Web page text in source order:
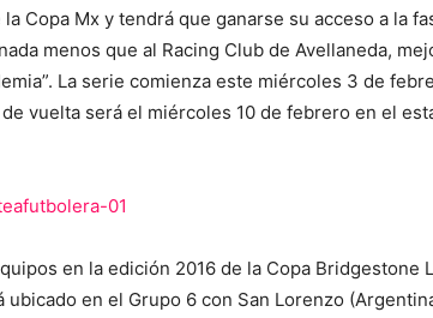
Copa Mx y tendrá que ganarse su acceso a la
menos que al Racing Club de Avellaneda,
La serie comienza este miércoles 3 de
vuelta será el miércoles 10 de febrero en el
en la edición 2016 de la Copa Bridgestone
ubicado en el Grupo 6 con San Lorenzo